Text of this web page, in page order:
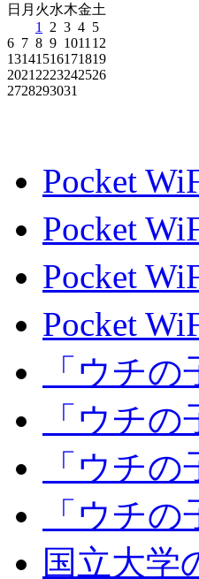
日 月 火水木金土
1
2 3 4 5
6 7 8 9 1011 12
13141516171819
2021 2223242526
2728293031
Pocket
Pocket
Pocket
Pocket
「ウチ
「ウチ
「ウチ
「ウチ
国立大